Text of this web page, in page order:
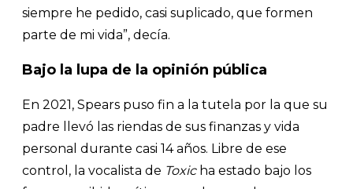
siempre he pedido, casi suplicado, que formen
parte de mi vida”, decía.
Bajo la lupa de la opinión pública
En 2021, Spears puso fin a la tutela por la que su
padre llevó las riendas de sus finanzas y vida
personal durante casi 14 años. Libre de ese
control, la vocalista de Toxicha estado bajo los